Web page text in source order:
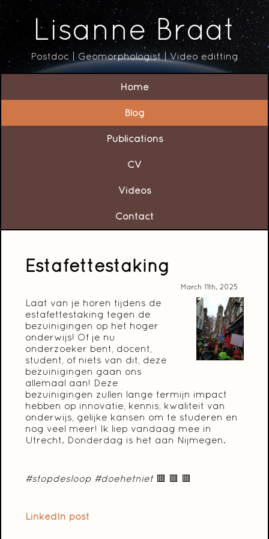
Lisanne Braat
Postdoc | Geomorphologist | Video editting
Home
Blog
Publications
CV
Videos
Contact
Estafettestaking
March 11th, 2025
Laat van je horen tijdens de
estafettestaking tegen de
bezuinigingen op het hoger
onderwijs! Of je nu
onderzoeker bent, docent,
student, of niets van dit, deze
bezuinigingen gaan ons
allemaal aan! Deze
bezuinigingen zullen lange termijn impact
hebben op innovatie, kennis, kwaliteit van
onderwijs, gelijke kansen om te studeren en
nog veel meer! Ik liep vandaag mee in
Utrecht. Donderdag is het aan Nijmegen.
#stopdesloop #doehetniet 🟥 🟥 🟥
LinkedIn post